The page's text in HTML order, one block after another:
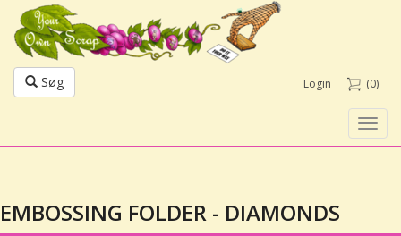
Søg Login (0)
EMBOSSING FOLDER - DIAMONDS